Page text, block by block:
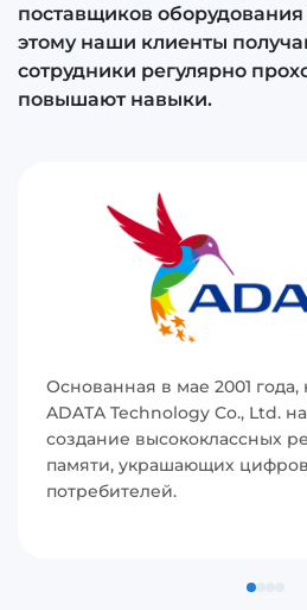
поставщиков
этому наши клиенты
сотрудники регулярно
повышают навыки.
Основанная в мае 2001 года,
ADATA Technology Co., Ltd.
создание высококлассных
памяти, украшающих
потребителей.